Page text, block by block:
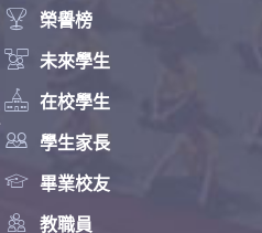
 榮譽榜
 未來學生
 在校學生
 學生家長
 畢業校友
 教職員